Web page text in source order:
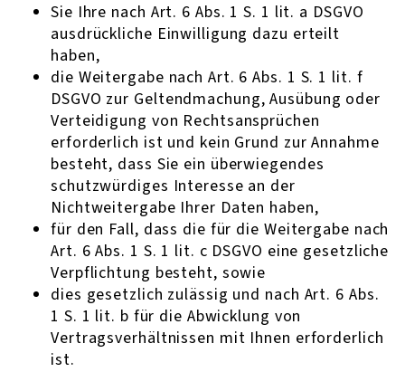
Sie Ihre nach Art. 6 Abs. 1 S. 1 lit. a DSGVO
ausdrückliche Einwilligung dazu erteilt
haben,
die Weitergabe nach Art. 6 Abs. 1 S. 1 lit. f
DSGVO zur Geltendmachung, Ausübung oder
Verteidigung von Rechtsansprüchen
erforderlich ist und kein Grund zur Annahme
besteht, dass Sie ein überwiegendes
schutzwürdiges Interesse an der
Nichtweitergabe Ihrer Daten haben,
für den Fall, dass die für die Weitergabe nach
Art. 6 Abs. 1 S. 1 lit. c DSGVO eine gesetzliche
Verpflichtung besteht, sowie
dies gesetzlich zulässig und nach Art. 6 Abs.
1 S. 1 lit. b für die Abwicklung von
Vertragsverhältnissen mit Ihnen erforderlich
ist.